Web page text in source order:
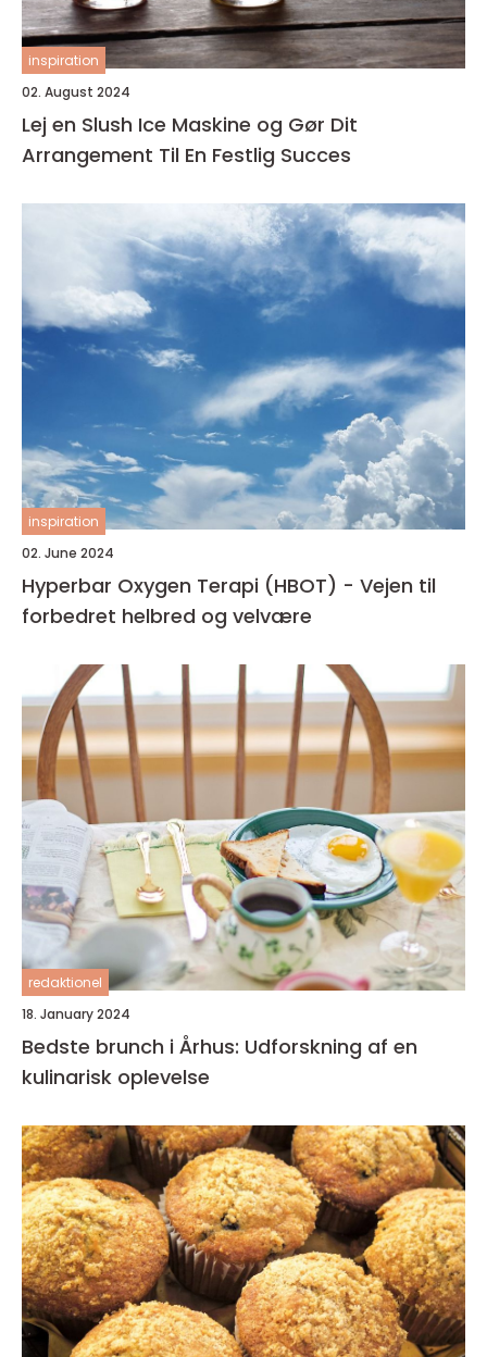
inspiration
02. August 2024
Lej en Slush Ice Maskine og Gør Dit
Arrangement Til En Festlig Succes
inspiration
02. June 2024
Hyperbar Oxygen Terapi (HBOT) - Vejen til
forbedret helbred og velvære
redaktionel
18. January 2024
Bedste brunch i Århus: Udforskning af en
kulinarisk oplevelse